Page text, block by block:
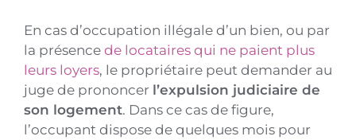
En cas d’occupation illégale d’un bien, ou par
la présence de locataires qui ne paient plus
leurs loyers, le propriétaire peut demander au
juge de prononcer l’expulsion judiciaire de
son logement. Dans ce cas de figure,
l’occupant dispose de quelques mois pour